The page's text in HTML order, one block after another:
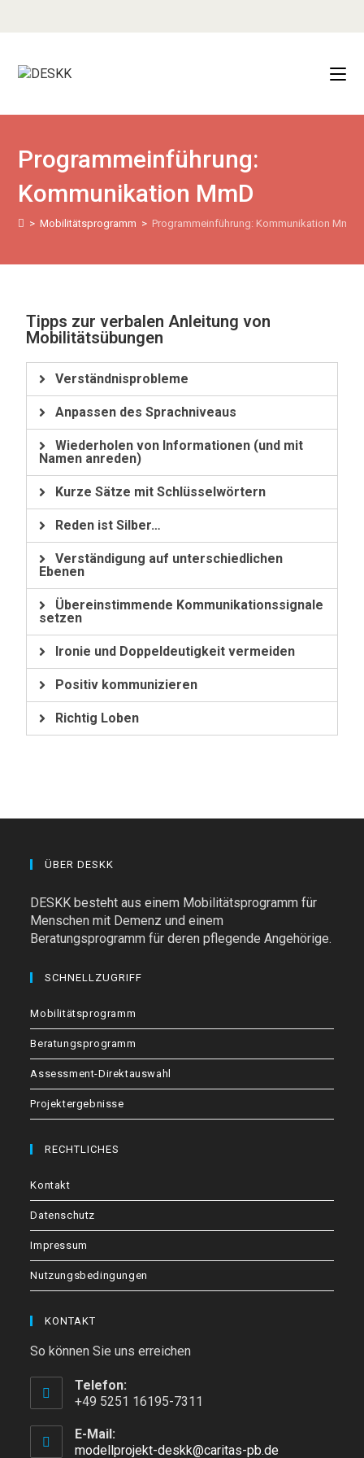
Programmeinführung:
Kommunikation MmD
> Mobilitätsprogramm > Programmeinführung: Kommunikation MmD
Tipps zur verbalen Anleitung von
Mobilitätsübungen
Verständnisprobleme
Anpassen des Sprachniveaus
Wiederholen von Informationen (und mit
Namen anreden)
Kurze Sätze mit Schlüsselwörtern
Reden ist Silber…
Verständigung auf unterschiedlichen
Ebenen
Übereinstimmende Kommunikationssignale
setzen
Ironie und Doppeldeutigkeit vermeiden
Positiv kommunizieren
Richtig Loben
ÜBER DESKK
DESKK besteht aus einem Mobilitätsprogramm für
Menschen mit Demenz und einem
Beratungsprogramm für deren pflegende Angehörige.
SCHNELLZUGRIFF
Mobilitätsprogramm
Beratungsprogramm
Assessment-Direktauswahl
Projektergebnisse
RECHTLICHES
Kontakt
Datenschutz
Impressum
Nutzungsbedingungen
KONTAKT
So können Sie uns erreichen
Telefon:
+49 5251 16195-7311
E-Mail:
modellprojekt-deskk@caritas-pb.de